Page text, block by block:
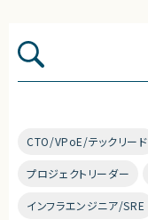
CTO/VPoE/テックリード
プロジェクトリーダー
インフラエンジニア/SRE